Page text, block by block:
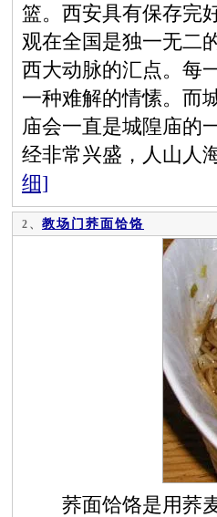
篮。西安具有保存完
观在全国是独一无二
西大动脉的汇点。每
一种难解的情愫。而
庙会一直是城隍庙的
经非常兴盛，人山人
细]
2、 教场门荞面饸饹
荞面饸饹是用荞麦